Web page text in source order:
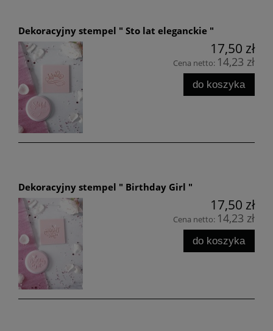
Dekoracyjny stempel " Sto lat eleganckie "
17,50 zł
Cena netto: 14,23 zł
do koszyka
Dekoracyjny stempel " Birthday Girl "
17,50 zł
Cena netto: 14,23 zł
do koszyka